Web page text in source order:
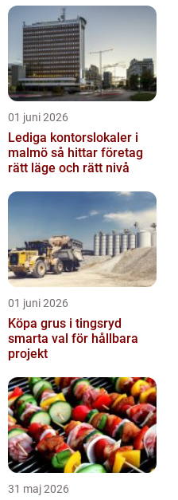
01 juni 2026
Lediga kontorslokaler i
malmö så hittar företag
rätt läge och rätt nivå
01 juni 2026
Köpa grus i tingsryd
smarta val för hållbara
projekt
31 maj 2026